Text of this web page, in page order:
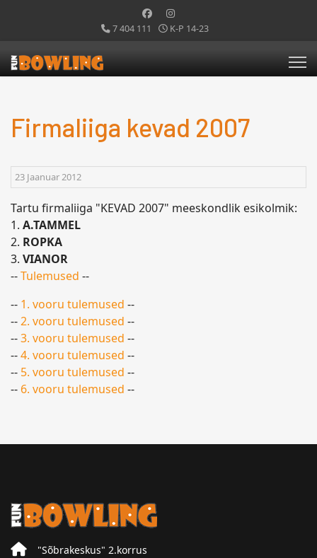
7 404 111 K-P 14-23
Firmaliiga kevad 2007
23 Jaanuar 2012
Tartu firmaliiga "KEVAD 2007" meeskondlik esikolmik:
1. A.TAMMEL
2. ROPKA
3. VIANOR
--Tulemused --
-- 1. vooru tulemused --
--2. vooru tulemused --
--3. vooru tulemused --
--4. vooru tulemused --
-- 5. vooru tulemused --
-- 6. vooru tulemused --
"Sõbrakeskus" 2.korrus